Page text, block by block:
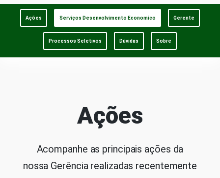
Ações Serviços Desenvolvimento Economico Gerente
Processos Seletivos Dúvidas Sobre
Ações
Acompanhe as principais ações da
nossa Gerência realizadas recentemente